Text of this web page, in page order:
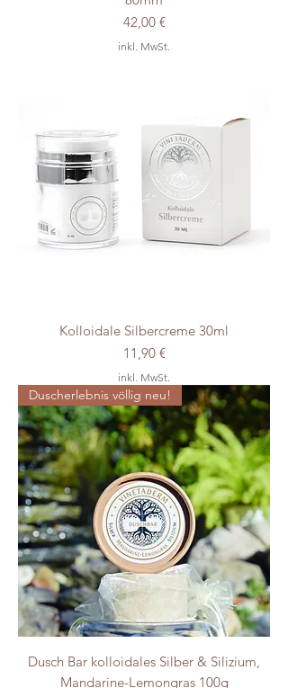
Preis
42,00 €
inkl. MwSt.
Kolloidale Silbercreme 30ml
Preis
11,90 €
inkl. MwSt.
Duscherlebnis völlig neu!
Dusch Bar kolloidales Silber & Silizium,
Mandarine-Lemongras 100g